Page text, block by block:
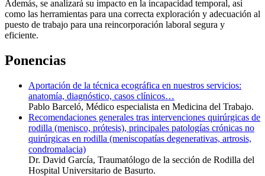
Además, se analizará su impacto en la incapacidad temporal, así
como las herramientas para una correcta exploración y adecuación al
puesto de trabajo para una reincorporación laboral segura y
eficiente.
Ponencias
Aportación de la técnica ecográfica en nuestros servicios:
anatomía, diagnóstico, casos clínicos…
Pablo Barceló, Médico especialista en Medicina del Trabajo.
Recomendaciones generales tras intervenciones quirúrgicas de
rodilla (menisco, prótesis), principales patologías crónicas no
quirúrgicas en rodilla (meniscopatías degenerativas, artrosis,
condromalacia)
Dr. David García, Traumatólogo de la sección de Rodilla del
Hospital Universitario de Basurto.